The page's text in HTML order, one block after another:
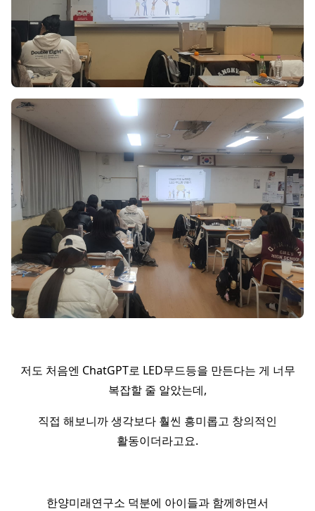
저도 처음엔 ChatGPT로 LED무드등을 만든다는 게 너무
복잡할 줄 알았는데,
직접 해보니까 생각보다 훨씬 흥미롭고 창의적인
활동이더라고요.
한양미래연구소 덕분에 아이들과 함께하면서